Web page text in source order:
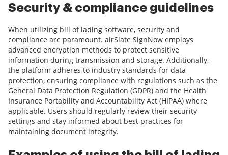
Security & compliance guidelines
When utilizing bill of lading software, security and
compliance are paramount. airSlate SignNow employs
advanced encryption methods to protect sensitive
information during transmission and storage. Additionally,
the platform adheres to industry standards for data
protection, ensuring compliance with regulations such as the
General Data Protection Regulation (GDPR) and the Health
Insurance Portability and Accountability Act (HIPAA) where
applicable. Users should regularly review their security
settings and stay informed about best practices for
maintaining document integrity.